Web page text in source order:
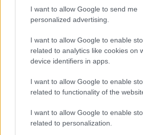
I want to allow Google to send me
personalized advertising.
I want to allow Google to enable
related to analytics like cookies on
device identifiers in apps.
I want to allow Google to enable
related to functionality of the
I want to allow Google to enable
related to personalization.
βαθμούς Κελσίου
ΚΥΠΡΟΣ
Με πορεία μοτοσικλετιστών από
πόλεις της Κύπρου τιμήθηκε χθες η
Ισαάκ και του Σολωμού Σολωμού
09/08/26 - 12:26
8 Αυγούστου 1884: Τα εγκαίνια της
ΑΜΥΝΑ
09/08/26 - 12:00